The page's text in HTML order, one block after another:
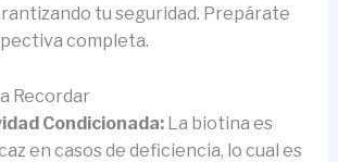
tu seguridad. Prepárate
completa.
Recordar
Condicionada:La biotina es
en casos de deficiencia, lo cual es